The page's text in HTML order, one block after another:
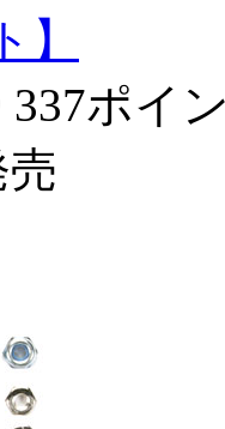
337ポイ
売